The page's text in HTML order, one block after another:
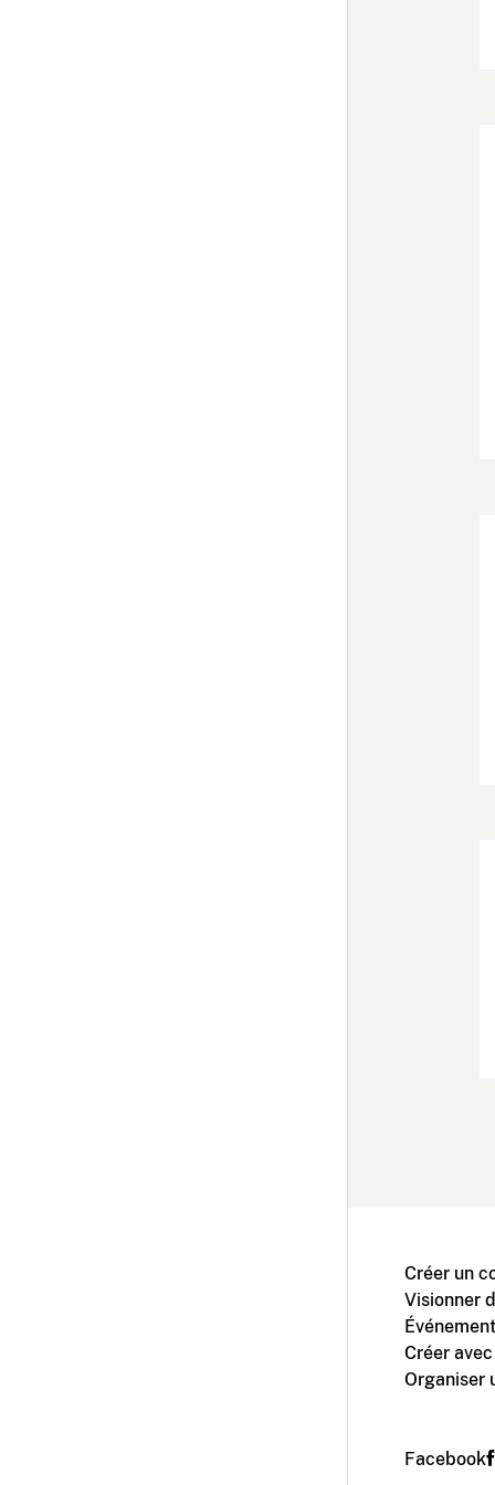
Créer un
Visionner
Créer
Organiser
Facebook